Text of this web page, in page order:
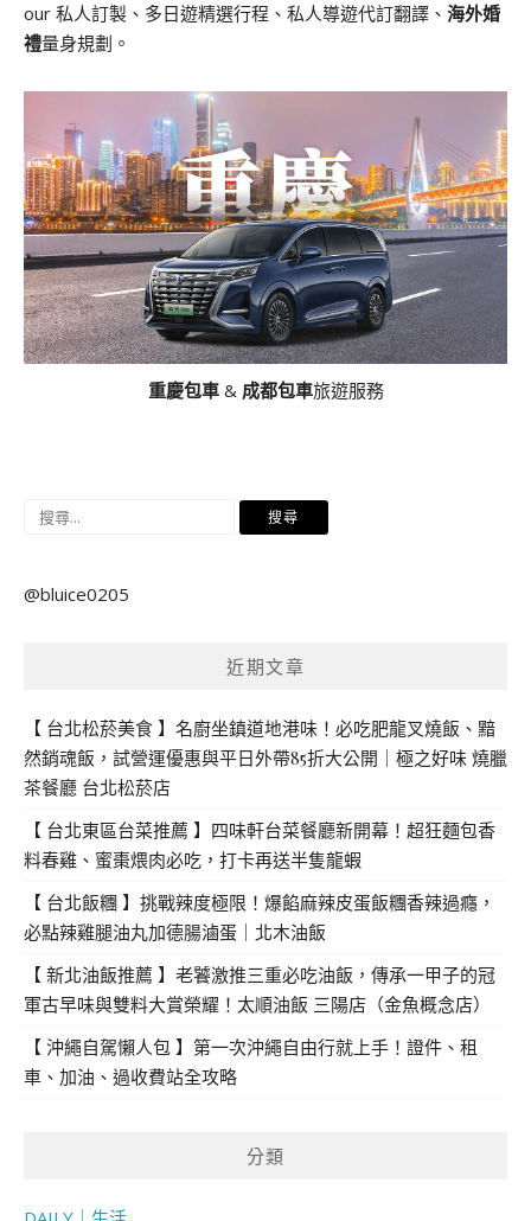
our 私人訂製、多日遊精選行程、私人導遊代訂翻譯、 海外婚
禮量身規劃。
重慶包車& 成都包車旅遊服務
搜
鍵
@bluice0205
近期文章
【 台北松菸美食 】名廚坐鎮道地港味！必吃肥龍叉燒飯、黯
然銷魂飯，試營運優惠與平日外帶85折大公開｜極之好味 燒臘
茶餐廳 台北松菸店
【 台北東區台菜推薦 】四味軒台菜餐廳新開幕！超狂麵包香
料春雞、蜜棗煨肉必吃，打卡再送半隻龍蝦
【 台北飯糰 】挑戰辣度極限！爆餡麻辣皮蛋飯糰香辣過癮，
必點辣雞腿油丸加德腸滷蛋｜北木油飯
【 新北油飯推薦 】老饕激推三重必吃油飯，傳承一甲子的冠
軍古早味與雙料大賞榮耀！太順油飯 三陽店（金魚概念店）
【 沖繩自駕懶人包 】第一次沖繩自由行就上手！證件、租
車、加油、過收費站全攻略
分類